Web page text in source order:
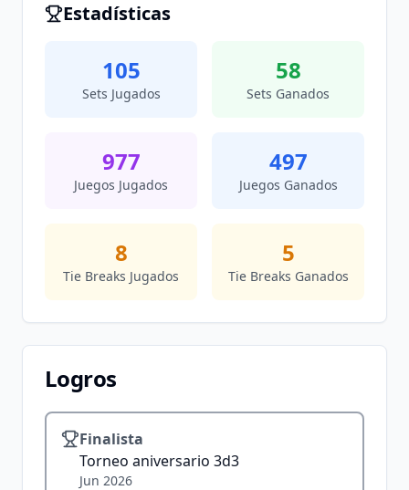
Estadísticas
105
Sets Jugados
58
Sets Ganados
977
Juegos Jugados
497
Juegos Ganados
8
Tie Breaks Jugados
5
Tie Breaks Ganados
Logros
Finalista
Torneo aniversario 3d3
Jun 2026